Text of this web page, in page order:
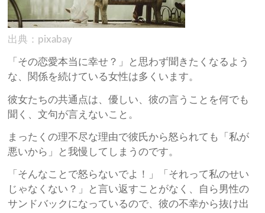
出典：pixabay
「その恋愛本当に幸せ？」と思わず聞きたくなるよう
な、関係を続けている女性は多くいます。
彼女たちの共通点は、優しい、彼の言うことを何でも
聞く、文句が言えないこと。
まったくの理不尽な理由で彼氏から怒られても「私が
悪いから」と我慢してしまうのです。
「そんなことで怒らないでよ！」「それって私のせい
じゃなくない？」と言い返すことがなく、自ら男性の
サンドバックになっているので、彼の不幸から抜け出